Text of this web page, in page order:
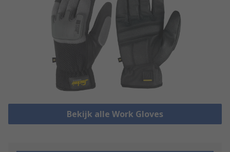
Bekijk alle Work Gloves